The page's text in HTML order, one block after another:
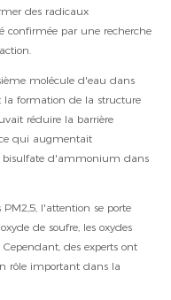
des radicaux
confirmée par une recherche
molécule d'eau dans
la formation de la structure
réduire la barrière
qui augmentait
bisulfate d'ammonium dans
l'attention se porte
de soufre, les oxydes
des experts ont
rôle important dans la